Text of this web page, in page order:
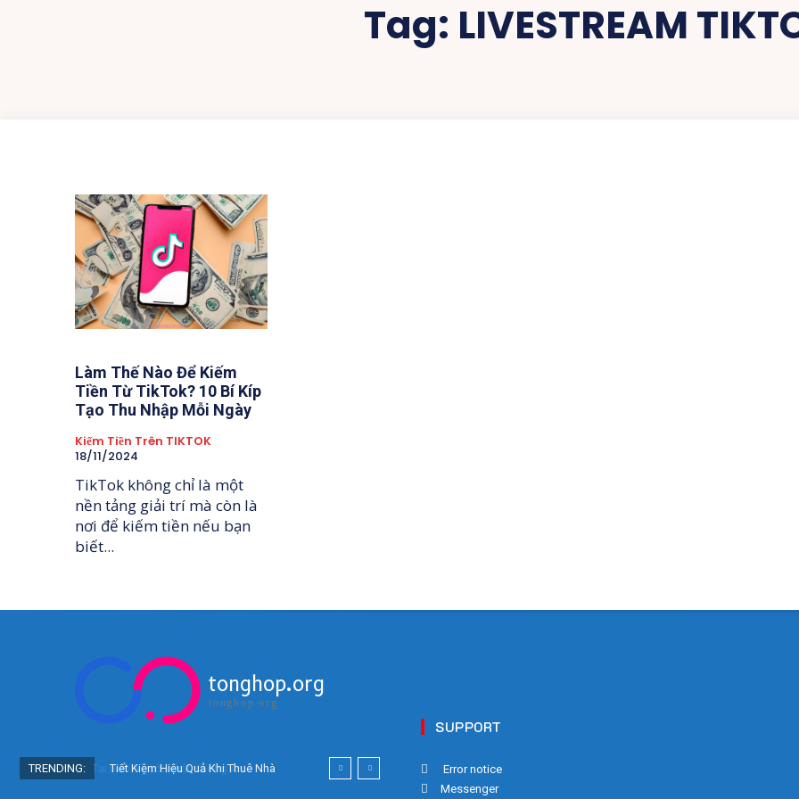
Tag: LIVESTREAM
Làm Thế Nào Để Kiếm
Tiền Từ TikTok? 10 Bí Kíp
Tạo Thu Nhập Mỗi Ngày
Kiếm Tiền Trên TIKTOK
18/11/2024
TikTok không chỉ là một
nền tảng giải trí mà còn là
nơi để kiếm tiền nếu bạn
biết...
tonghop.org
tonghop.org
TRENDING:
Tại Sao Người Nhật Không Ăn
Tiết Kiệm Hiệu Quả Khi Thuê Nhà
SUPPORT
Error notice
Messenger